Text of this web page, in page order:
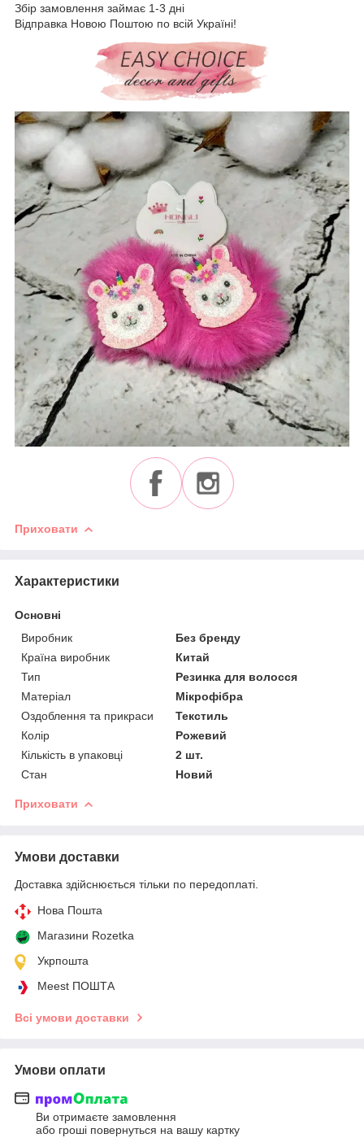
Збір замовлення займає 1-3 дні
Відправка Новою Поштою по всій Україні!
Приховати
Характеристики
Основні
Виробник
Без бренду
Країна виробник
Китай
Тип
Резинка для волосся
Матеріал
Мікрофібра
Оздоблення та прикраси
Текстиль
Колір
Рожевий
Кількість в упаковці
2 шт.
Стан
Новий
Приховати
Умови доставки
Доставка здійснюється тільки по передоплаті.
Нова Пошта
Магазини Rozetka
Укрпошта
Meest ПОШТА
Всі умови доставки
Умови оплати
Ви отримаєте замовлення
або гроші повернуться на вашу картку